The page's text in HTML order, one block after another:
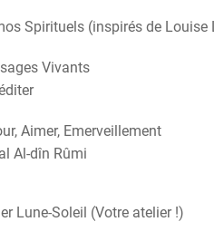
Spirituels (inspirés de Louise
Vivants
Aimer, Emerveillement
Al-dîn Rûmi
Lune-Soleil (Votre atelier !)